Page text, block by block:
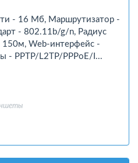
- 16 Мб, Маршрутизатор -
- 802.11b/g/n, Радиус
150м, Web-интерфейс -
- PPTP/L2TP/PPPoE/I...